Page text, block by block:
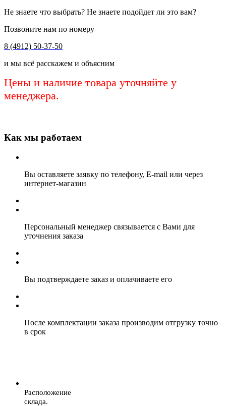
Не знаете что выбрать? Не знаете подойдет ли это вам?
Позвоните нам по номеру
8 (4912) 50-37-50
и мы всё расскажем и объясним
Цены и наличие товара уточняйте у
менеджера.
Как мы работаем
Вы оставляете заявку по телефону, E-mail или через
интернет-магазин
Персональный менеджер связывается с Вами для
уточнения заказа
Вы подтверждаете заказ и оплачиваете его
После комплектации заказа производим отгрузку точно
в срок
Расположение
склада.